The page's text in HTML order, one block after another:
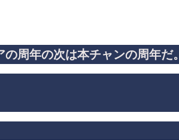
周年の次は本チャンの周年だ。